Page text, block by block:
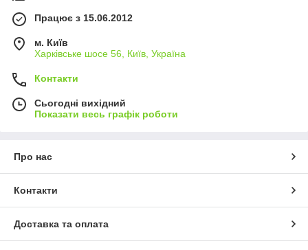
Працює з 15.06.2012
м. Київ
Харківське шосе 56, Київ, Україна
Контакти
Сьогодні вихідний
Показати весь графік роботи
Про нас
Контакти
Доставка та оплата